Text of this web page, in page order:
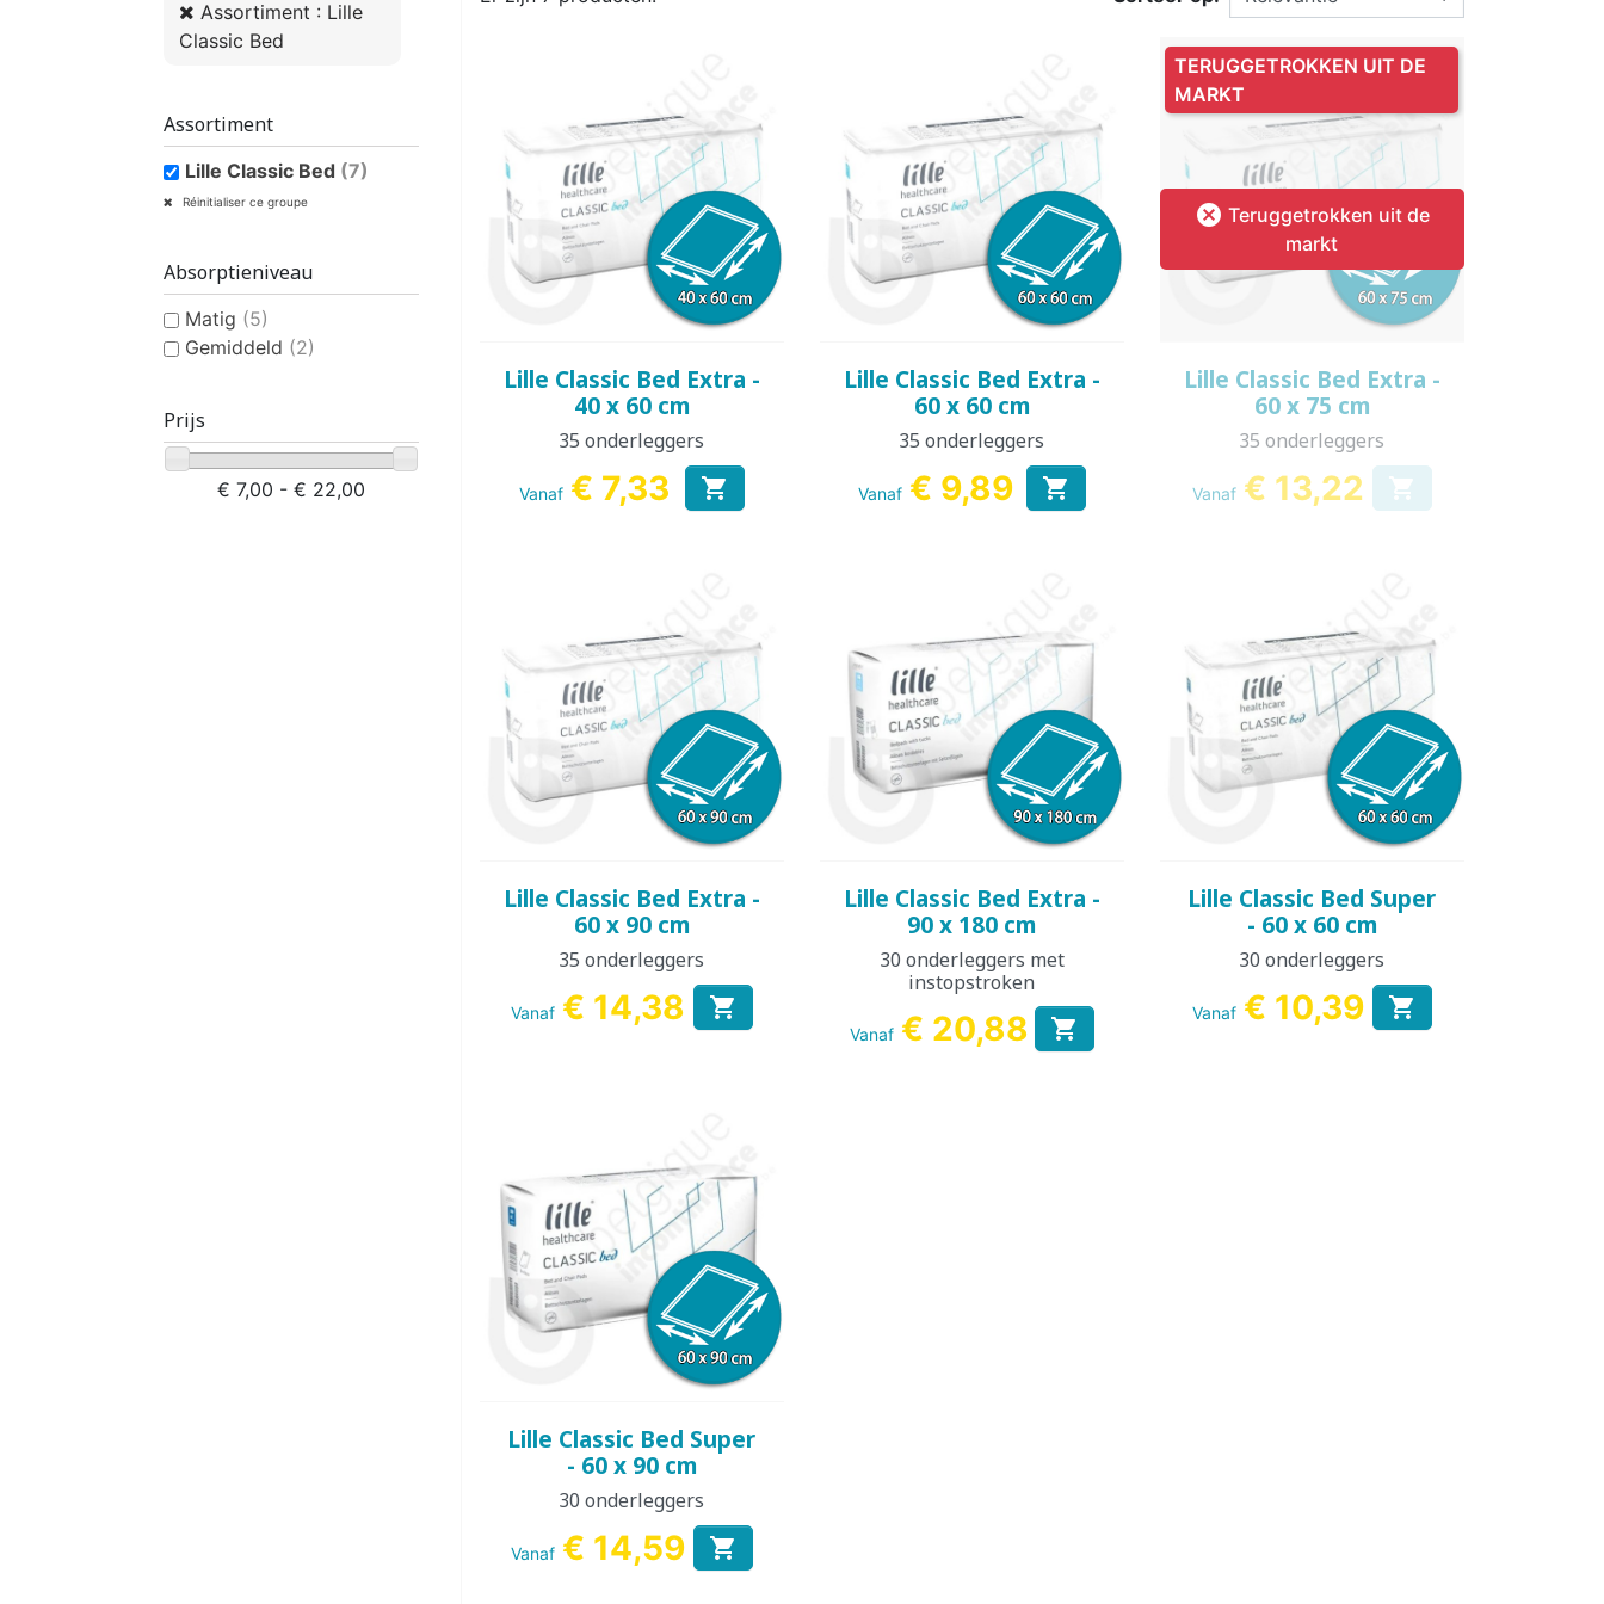
VROUWEN
HEREN
VOLWASSENEN
PYJAMA ROMPERTJE ONESIE ANTISLIPKOUS
ONTVLEKKER &
DEODORANT
DESINFECTIE VAN
HANDEN EN
OPPERVLAKKEN
VOEDINGSSUPPLEMENT
KINDEREN
ZWEMPAK KINDEREN
WASBARE LUIER
KINDEREN
PYJAMA KINDEREN PLASWEKKER KINDEREN
HYGIËNE & VERZORGING
KINDEREN
Assortiment : Lille
Classic Bed
Assortiment
Lille Classic Bed (7)
Réinitialiser ce groupe
Absorptieniveau
Matig (5)
Gemiddeld (2)
Prijs
€ 7,00 - € 22,00
Snel bekijken
Lille Classic Bed Extra -
40 x 60 cm
35 onderleggers
Vanaf € 7,33 
Snel bekijken
Lille Classic Bed Extra -
60 x 60 cm
35 onderleggers
Vanaf € 9,89 
 Teruggetrokken uit de
markt
Snel bekijken
Lille Classic Bed Extra -
60 x 75 cm
35 onderleggers
Vanaf € 13,22 
TERUGGETROKKEN UIT DE
MARKT
Snel bekijken
Lille Classic Bed Extra -
60 x 90 cm
35 onderleggers
Vanaf € 14,38 
Snel bekijken
Lille Classic Bed Extra -
90 x 180 cm
30 onderleggers met
instopstroken
Vanaf € 20,88 
Snel bekijken
Lille Classic Bed Super
- 60 x 60 cm
30 onderleggers
Vanaf € 10,39 
Snel bekijken
Lille Classic Bed Super
- 60 x 90 cm
30 onderleggers
Vanaf € 14,59 